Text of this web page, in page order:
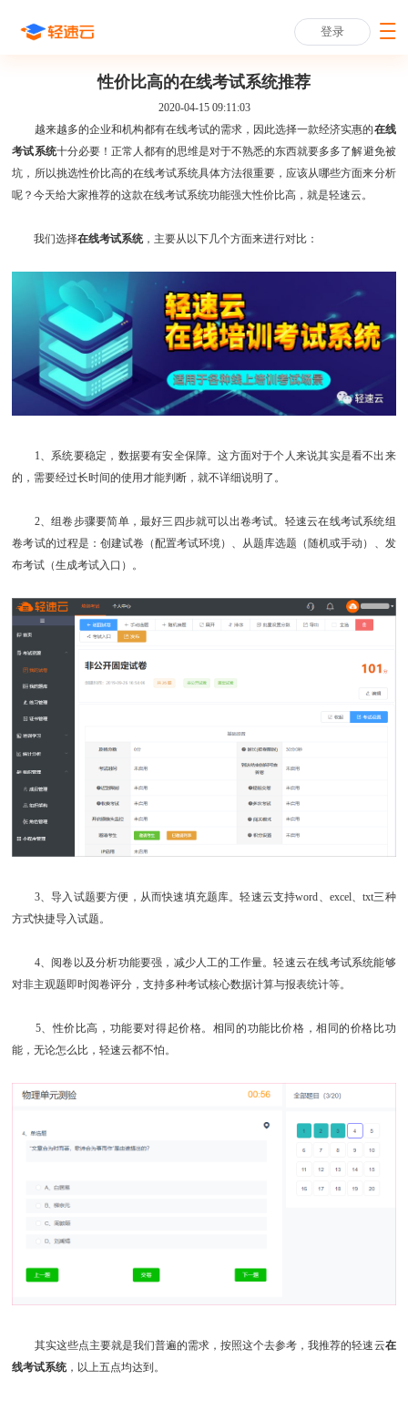
登录
性价比高的在线考试系统推荐
2020-04-15 09:11:03
越来越多的企业和机构都有在线考试的需求，因此选择一款经济实惠的在线
考试系统十分必要！正常人都有的思维是对于不熟悉的东西就要多多了解避免被
坑，所以挑选性价比高的在线考试系统具体方法很重要，应该从哪些方面来分析
呢？今天给大家推荐的这款在线考试系统功能强大性价比高，就是轻速云。
我们选择在线考试系统，主要从以下几个方面来进行对比：
1、系统要稳定，数据要有安全保障。这方面对于个人来说其实是看不出来
的，需要经过长时间的使用才能判断，就不详细说明了。
2、组卷步骤要简单，最好三四步就可以出卷考试。轻速云在线考试系统组
卷考试的过程是：创建试卷（配置考试环境）、从题库选题（随机或手动）、发
布考试（生成考试入口）。
3、导入试题要方便，从而快速填充题库。轻速云支持word、excel、txt三种
方式快捷导入试题。
4、阅卷以及分析功能要强，减少人工的工作量。轻速云在线考试系统能够
对非主观题即时阅卷评分，支持多种考试核心数据计算与报表统计等。
5、性价比高，功能要对得起价格。相同的功能比价格，相同的价格比功
能，无论怎么比，轻速云都不怕。
其实这些点主要就是我们普遍的需求，按照这个去参考，我推荐的轻速云在
线考试系统，以上五点均达到。